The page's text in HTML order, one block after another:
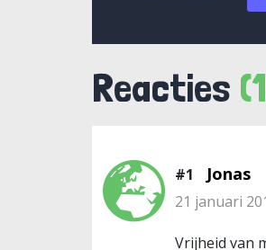
Reacties
#1 Jonas
21 januari
Vrijheid van